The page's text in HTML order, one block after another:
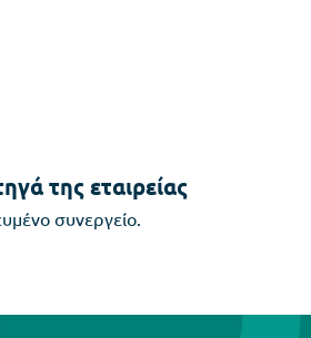
της εταιρείας
συνεργείο.